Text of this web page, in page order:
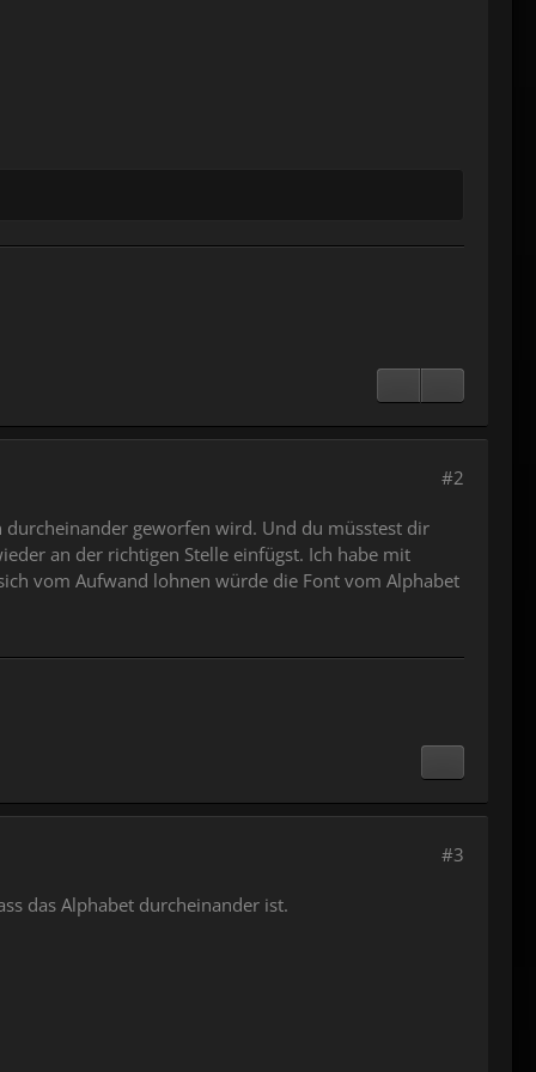
#2
geworfen wird. Und du müsstest dir
an der richtigen Stelle einfügst. Ich habe mit
vom Aufwand lohnen würde die Font vom Alphabet
#3
das Alphabet durcheinander ist.